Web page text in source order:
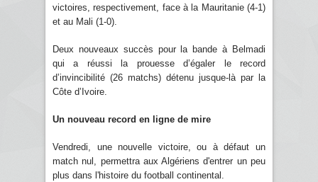
victoires, respectivement, face à la Mauritanie (4-1)
et au Mali (1-0).
Deux nouveaux succès pour la bande à Belmadi
qui a réussi la prouesse d’égaler le record
d’invincibilité (26 matchs) détenu jusque-là par la
Côte d’Ivoire.
Un nouveau record en ligne de mire
Vendredi, une nouvelle victoire, ou à défaut un
match nul, permettra aux Algériens d'entrer un peu
plus dans l'histoire du football continental.